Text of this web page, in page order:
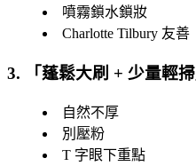
噴霧鎖水鎖妝
Charlotte Tilbury 友善
3. 「 蓬鬆大刷 + 少量輕掃
自然不厚
別壓粉
T 字眼下重點